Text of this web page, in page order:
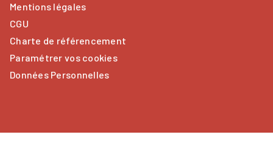
Mentions légales
CGU
Charte de référencement
Paramétrer vos cookies
Données Personnelles